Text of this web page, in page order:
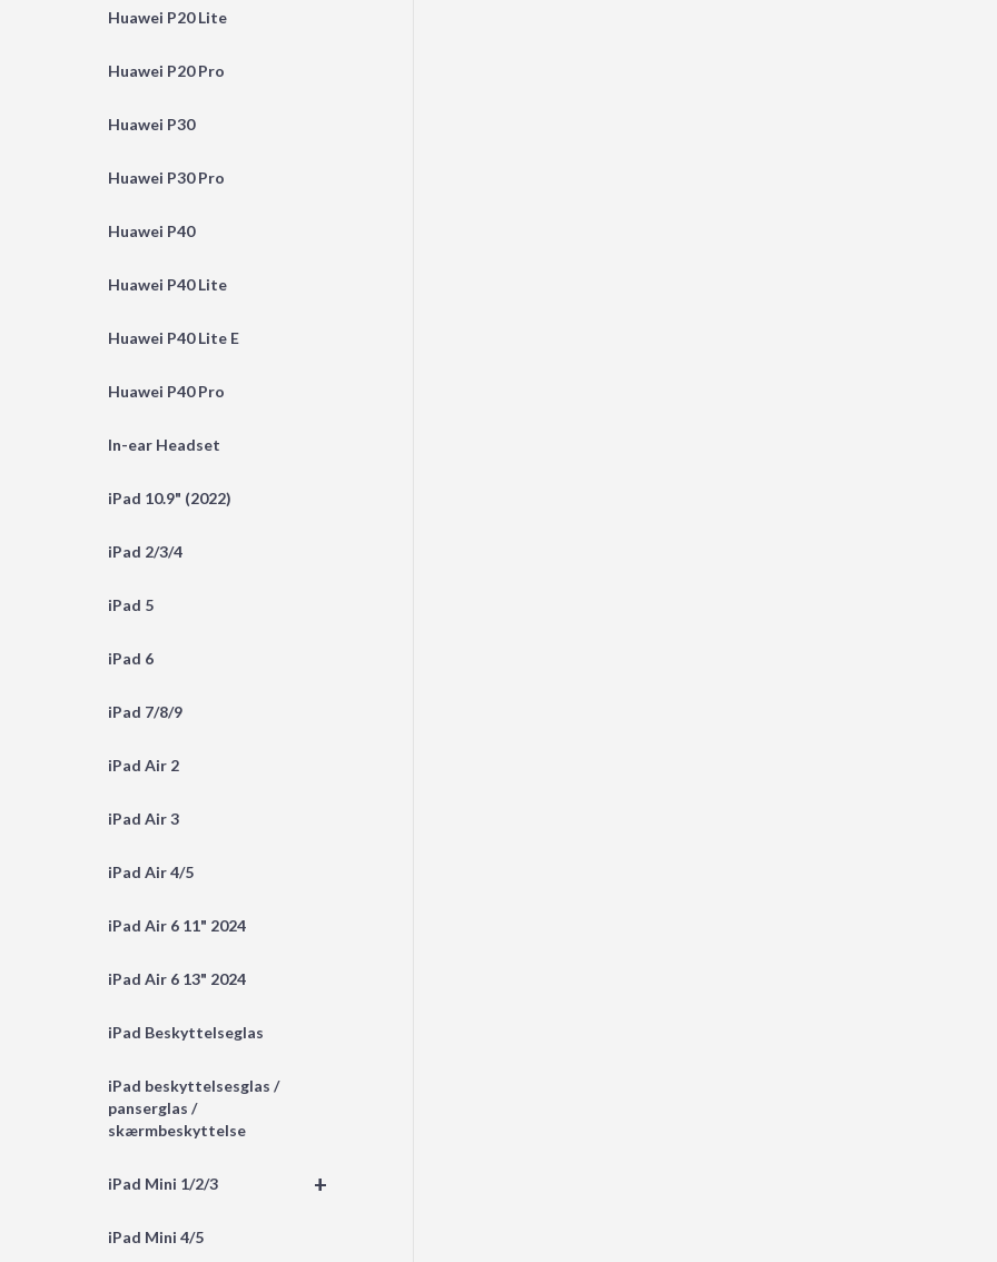
Huawei P20 Lite
Huawei P20 Pro
Huawei P30
Huawei P30 Pro
Huawei P40
Huawei P40 Lite
Huawei P40 Lite E
Huawei P40 Pro
In-ear Headset
iPad 10.9" (2022)
iPad 2/3/4
iPad 5
iPad 6
iPad 7/8/9
iPad Air 2
iPad Air 3
iPad Air 4/5
iPad Air 6 11" 2024
iPad Air 6 13" 2024
iPad Beskyttelseglas
iPad beskyttelsesglas /
panserglas /
skærmbeskyttelse
+
iPad Mini 1/2/3
iPad Mini 4/5